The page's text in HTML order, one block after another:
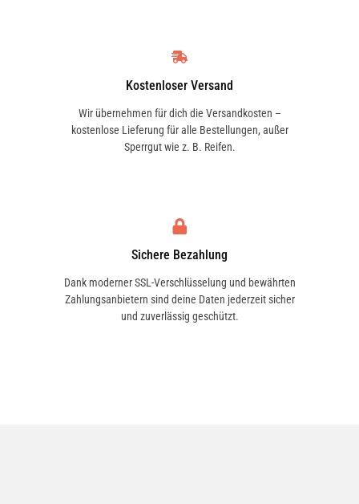
Kostenloser Versand
Wir übernehmen für dich die Versandkosten –
kostenlose Lieferung für alle Bestellungen, außer
Sperrgut wie z. B. Reifen.
Sichere Bezahlung
Dank moderner SSL-Verschlüsselung und bewährten
Zahlungsanbietern sind deine Daten jederzeit sicher
und zuverlässig geschützt.